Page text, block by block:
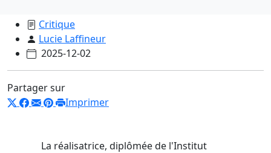
Critique
Lucie Laffineur
2025-12-02
Partager sur
Imprimer
La réalisatrice, diplômée de l'Institut